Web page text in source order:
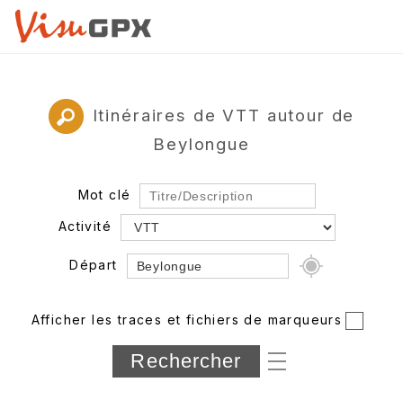
Itinéraires de VTT autour de
Beylongue
Mot clé
Activité
Départ
Département
Longueur min/max
Afficher les traces et fichiers de marqueurs